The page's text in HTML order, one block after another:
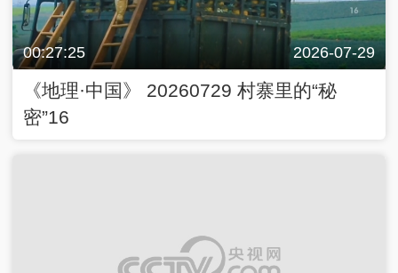
00:27:25 2026-07-29
《地理·中国》 20260729 村寨里的“秘
密”16